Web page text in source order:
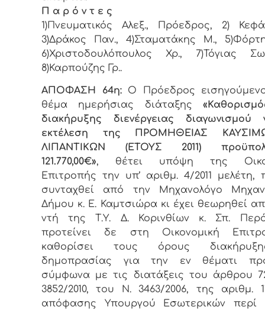
Π α ρ ό ν τ ε ς
1)Πνευματικός Αλεξ., Πρόεδρoς, 2)
3)Δράκος Παν., 4)Σταματάκης Μ.,
6)Χριστοδουλόπουλος Χρ., 7)Τόγιας
8)Καρπούζης Γρ..
ΑΠΟΦΑΣΗ 64η:Ο Πρόεδρος
θέμα ημερήσιας διάταξης
διακήρυξης διενέργειας διαγωνισμού
εκτέλεση της ΠΡΟΜΗΘΕΙΑΣ
ΛΙΠΑΝΤΙΚΩΝ (ΕΤΟΥΣ 2011)
121.770,00€», θέτει υπόψη της
Επιτροπής την υπ’ αριθμ. 4/2011 μελέτη,
συνταχθεί από την Μηχανολόγο
Δήμου κ. Ε. Καμτσιώρα κι έχει θεωρηθεί
ντή της Τ.Υ. Δ. Κορινθίων κ. Σπ.
προτείνει δε στη Οικονομική
καθορίσει τους όρους
δημοπρασίας για την εν θέματι
σύμφωνα με τις διατάξεις του άρθρου
3852/2010, του Ν. 3463/2006, της αριθμ.
απόφασης Υπουργού Εσωτερικών περί